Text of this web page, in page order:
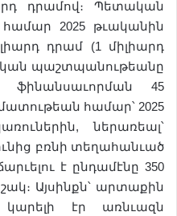
դրամով։ Պետական
2025 թւականին
դրամ (1 միլիարդ
պաշտպանութեանը
ֆինանսաւորման 45
համար՝ 2025
ներառեալ՝
բռնի տեղահանւած
է ընդամէնը 350
Այսինքն՝ արտաքին
էր առնւազն